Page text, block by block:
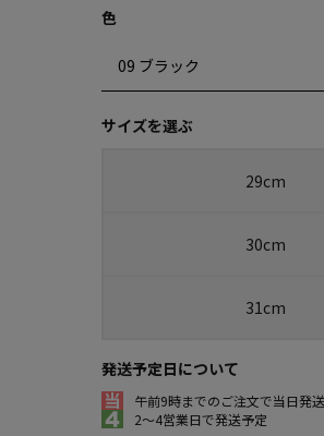
色
サイズを選ぶ
29cm
30cm
31cm
発送予定日について
午前9時までのご注文で当日発送
2～4営業日で発送予定